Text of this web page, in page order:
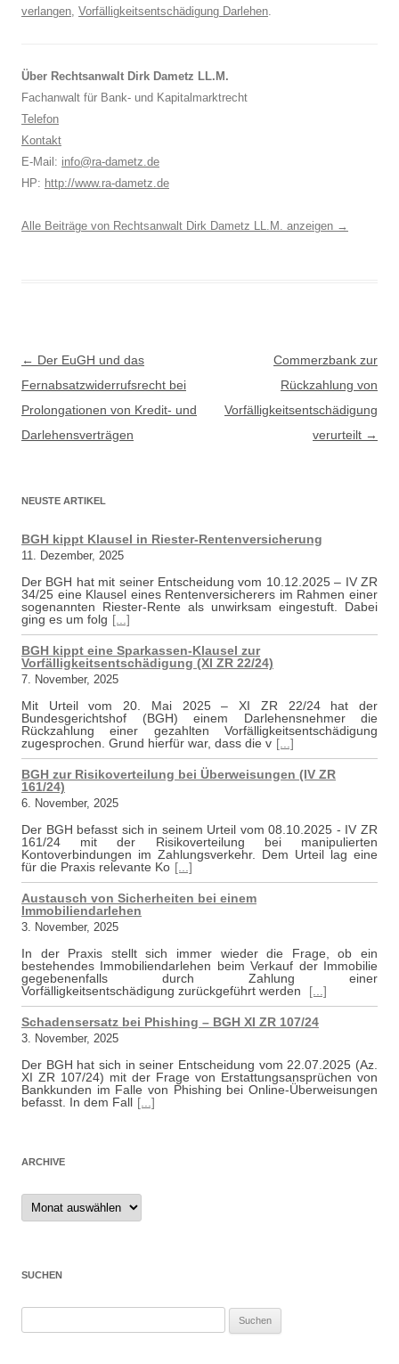
verlangen, Vorfälligkeitsentschädigung Darlehen.
Über Rechtsanwalt Dirk Dametz LL.M.
Fachanwalt für Bank- und Kapitalmarktrecht
Telefon
Kontakt
E-Mail: info@ra-dametz.de
HP: http://www.ra-dametz.de
Alle Beiträge von Rechtsanwalt Dirk Dametz LL.M. anzeigen →
Beitragsnavigation
← Der EuGH und das
Fernabsatzwiderrufsrecht bei
Prolongationen von Kredit- und
Darlehensverträgen
Commerzbank zur
Rückzahlung von
Vorfälligkeitsentschädigung
verurteilt →
NEUSTE ARTIKEL
BGH kippt Klausel in Riester-Rentenversicherung
11. Dezember, 2025
Der BGH hat mit seiner Entscheidung vom 10.12.2025 – IV ZR
34/25 eine Klausel eines Rentenversicherers im Rahmen einer
sogenannten Riester-Rente als unwirksam eingestuft. Dabei
ging es um folg [...]
BGH kippt eine Sparkassen-Klausel zur
Vorfälligkeitsentschädigung (XI ZR 22/24)
7. November, 2025
Mit Urteil vom 20. Mai 2025 – XI ZR 22/24 hat der
Bundesgerichtshof (BGH) einem Darlehensnehmer die
Rückzahlung einer gezahlten Vorfälligkeitsentschädigung
zugesprochen. Grund hierfür war, dass die v [...]
BGH zur Risikoverteilung bei Überweisungen (IV ZR
161/24)
6. November, 2025
Der BGH befasst sich in seinem Urteil vom 08.10.2025 - IV ZR
161/24 mit der Risikoverteilung bei manipulierten
Kontoverbindungen im Zahlungsverkehr. Dem Urteil lag eine
für die Praxis relevante Ko [...]
Austausch von Sicherheiten bei einem
Immobiliendarlehen
3. November, 2025
In der Praxis stellt sich immer wieder die Frage, ob ein
bestehendes Immobiliendarlehen beim Verkauf der Immobilie
gegebenenfalls durch Zahlung einer
Vorfälligkeitsentschädigung zurückgeführt werden
[...]
Schadensersatz bei Phishing – BGH XI ZR 107/24
3. November, 2025
Der BGH hat sich in seiner Entscheidung vom 22.07.2025 (Az.
XI ZR 107/24) mit der Frage von Erstattungsansprüchen von
Bankkunden im Falle von Phishing bei Online-Überweisungen
befasst. In dem Fall [...]
ARCHIVE
Archive
SUCHEN